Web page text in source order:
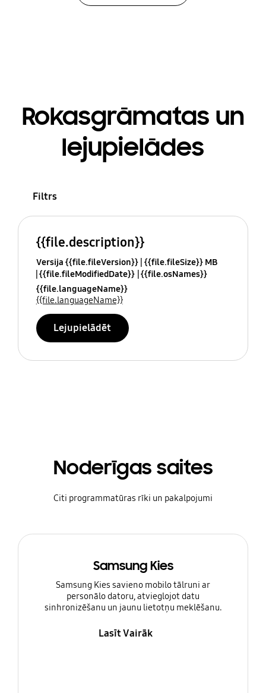
Rokasgrāmatas un
lejupielādes
Filtrs
{{file.description}}
Versija {{file.fileVersion}} {{file.fileSize}} MB
{{file.fileModifiedDate}} {{file.osNames}}
{{file.languageName}}
{{file.languageName}}
Lejupielādēt
Noderīgas saites
Citi programmatūras rīki un pakalpojumi
Samsung Kies
Samsung Kies savieno mobilo tālruni ar
personālo datoru, atvieglojot datu
sinhronizēšanu un jaunu lietotņu meklēšanu.
Lasīt Vairāk